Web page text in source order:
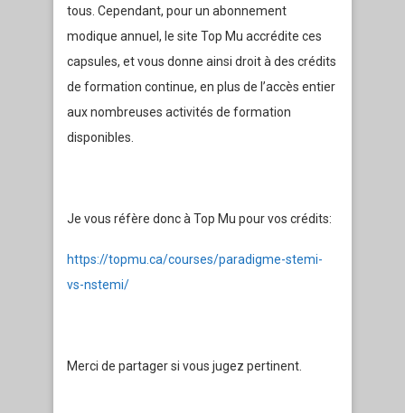
tous. Cependant, pour un abonnement
modique annuel, le site Top Mu accrédite ces
capsules, et vous donne ainsi droit à des crédits
de formation continue, en plus de l’accès entier
aux nombreuses activités de formation
disponibles.
Je vous réfère donc à Top Mu pour vos crédits:
https://topmu.ca/courses/paradigme-stemi-
vs-nstemi/
Merci de partager si vous jugez pertinent.